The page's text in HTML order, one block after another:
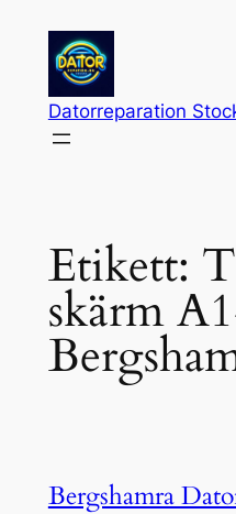
innehåll
Datorreparation
Etikett:
skärm
Bergshamra